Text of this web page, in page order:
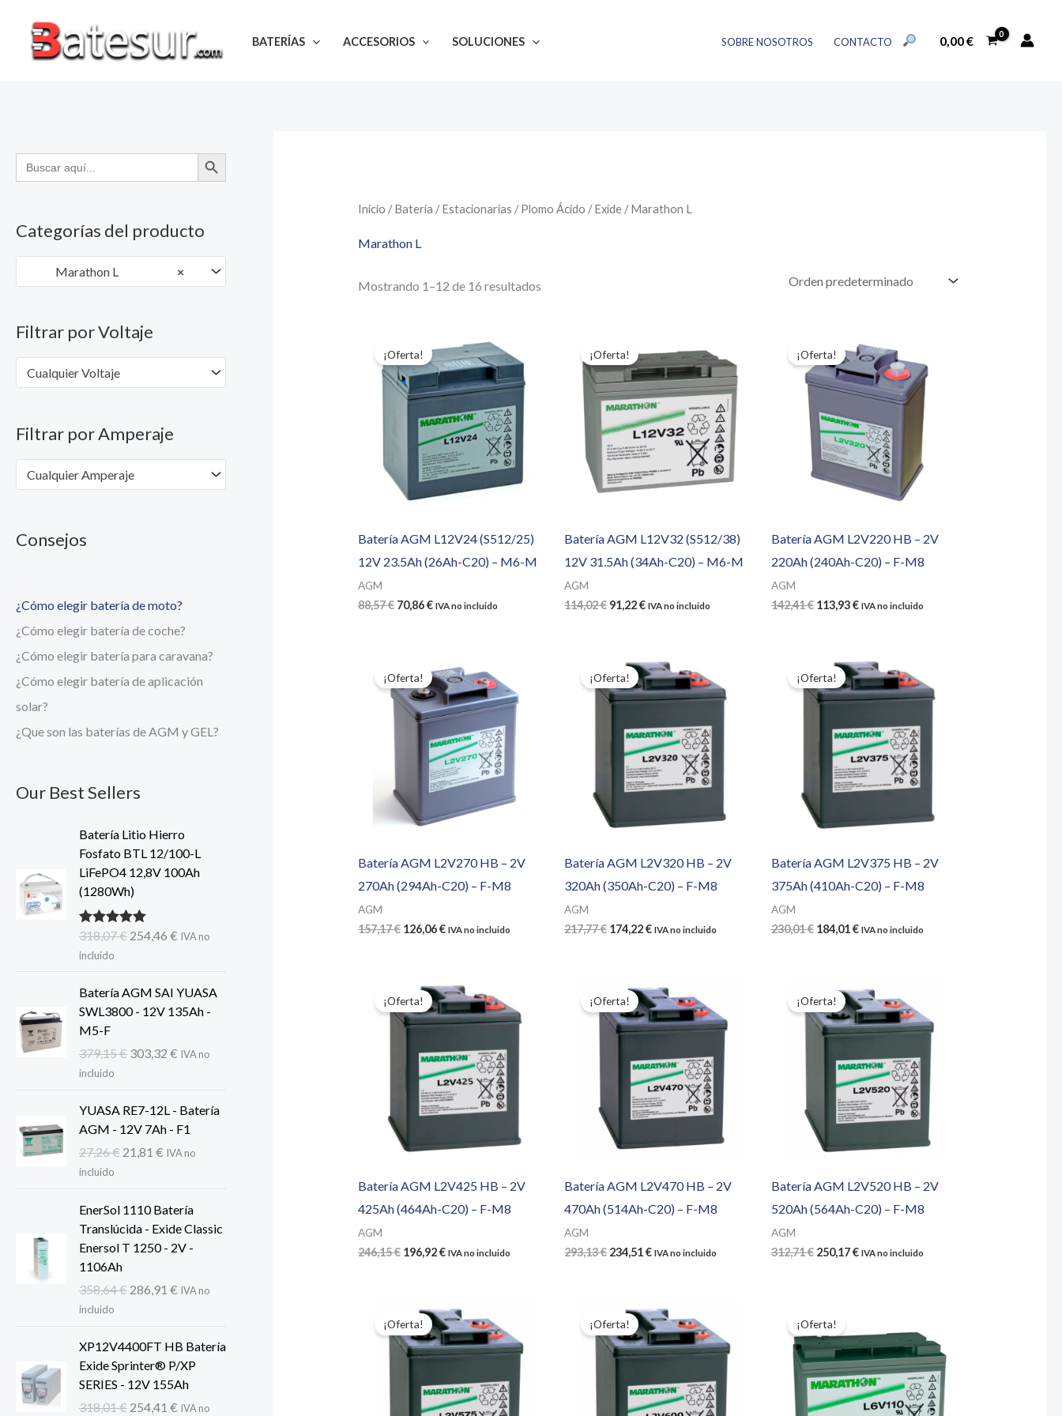
contenido
BATERÍAS ACCESORIOS SOLUCIONES SOBRE NOSOTROS CONTACTO BUSCAR:
0,00€
Buscar: BOTÓN DE BÚSQUEDA
Categorías del producto
×
Marathon L
Filtrar por Voltaje
Cualquier Voltaje
Filtrar por Amperaje
Cualquier Amperaje
Consejos
¿Cómo elegir batería de moto?
¿Cómo elegir batería de coche?
¿Cómo elegir batería para caravana?
¿Cómo elegir batería de aplicación
solar?
¿Que son las baterías de AGM y GEL?
Our Best Sellers
Batería Litio Hierro
Fosfato BTL 12/100-L
LiFePO4 12,8V 100Ah
(1280Wh)
Valorado con
318,07€ El
era:
318,07 €.
254,46 € El
es:
254,46 €.
IVA no
incluido
Batería AGM SAI YUASA
SWL3800 - 12V 135Ah -
M5-F
379,15€ El
era:
379,15 €.
303,32 € El
es:
303,32 €.
IVA no
incluido
YUASA RE7-12L - Batería
AGM - 12V 7Ah - F1
27,26€ El
era:
27,26 €.
21,81 € El
es:
21,81 €.
IVA no
incluido
EnerSol 1110 Batería
Translúcida - Exide Classic
Enersol T 1250 - 2V -
1106Ah
358,64€ El
era:
358,64 €.
286,91 € El
es:
286,91 €.
IVA no
incluido
XP12V4400FT HB Batería
Exide Sprinter® P/XP
SERIES - 12V 155Ah
318,01€ El
254,41 € El
IVA no
Inicio /Batería /Estacionarias /Plomo Ácido /Exide/ Marathon L
Marathon L
Mostrando 1–12 de 16 resultados
¡Oferta!
Batería AGM L12V24 (S512/25)
12V 23.5Ah (26Ah-C20) – M6-M
AGM
88,57€ El
70,86€ElIVA no incluido
¡Oferta!
Batería AGM L12V32 (S512/38)
12V 31.5Ah (34Ah-C20) – M6-M
AGM
114,02€ El
114,02 €.
91,22€El
91,22 €.
IVA no incluido
¡Oferta!
Batería AGM L2V220 HB – 2V
220Ah (240Ah-C20) – F-M8
AGM
142,41€ El
142,41 €.
113,93€El
113,93 €.
IVA no incluido
¡Oferta!
Batería AGM L2V270 HB – 2V
270Ah (294Ah-C20) – F-M8
AGM
157,17€ El
157,17 €.
126,06€El
126,06 €.
IVA no incluido
¡Oferta!
Batería AGM L2V320 HB – 2V
320Ah (350Ah-C20) – F-M8
AGM
217,77€ El
217,77 €.
174,22€El
174,22 €.
IVA no incluido
¡Oferta!
Batería AGM L2V375 HB – 2V
375Ah (410Ah-C20) – F-M8
AGM
230,01€ El
184,01€ElIVA no incluido
¡Oferta!
Batería AGM L2V425 HB – 2V
425Ah (464Ah-C20) – F-M8
AGM
246,15€ El
246,15 €.
196,92€El
196,92 €.
IVA no incluido
¡Oferta!
Batería AGM L2V470 HB – 2V
470Ah (514Ah-C20) – F-M8
AGM
293,13€ El
293,13 €.
234,51€El
234,51 €.
IVA no incluido
¡Oferta!
Batería AGM L2V520 HB – 2V
520Ah (564Ah-C20) – F-M8
AGM
312,71€ El
250,17€ElIVA no incluido
¡Oferta! ¡Oferta! ¡Oferta!